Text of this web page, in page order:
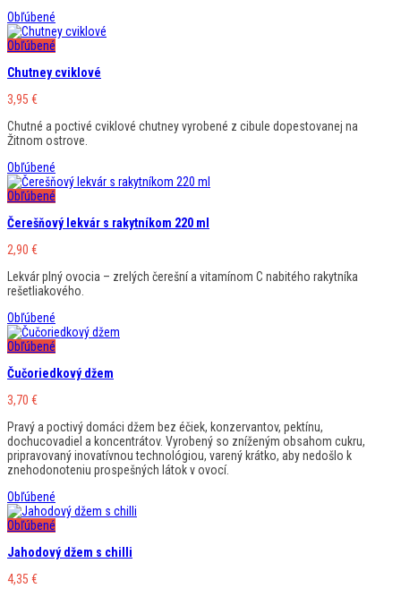
Obľúbené
Obľúbené
Chutney cviklové
3,95 €
Chutné a poctivé cviklové chutney vyrobené z cibule dopestovanej na
Žitnom ostrove.
Obľúbené
Obľúbené
Čerešňový lekvár s rakytníkom 220 ml
2,90 €
Lekvár plný ovocia – zrelých čerešní a vitamínom C nabitého rakytníka
rešetliakového.
Obľúbené
Obľúbené
Čučoriedkový džem
3,70 €
Pravý a poctivý domáci džem bez éčiek, konzervantov, pektínu,
dochucovadiel a koncentrátov. Vyrobený so zníženým obsahom cukru,
pripravovaný inovatívnou technológiou, varený krátko, aby nedošlo k
znehodonoteniu prospešných látok v ovocí.
Obľúbené
Obľúbené
Jahodový džem s chilli
4,35 €